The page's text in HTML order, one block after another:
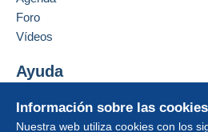
:
I
N
E
De 2 a 2
Añadir ese vendedor a los
Ocultar los objetos de este
Información sobre las cookies
Nuestra web utiliza cookies con los
Foro
Vídeos
Ayuda
Comprar en Delcampe